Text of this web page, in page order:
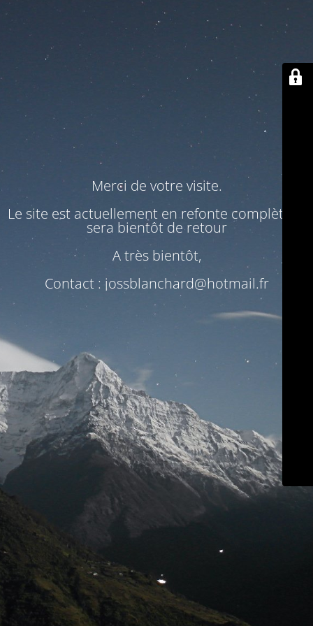
Merci de votre visite.
Le site est actuellement en refonte complète. Il
sera bientôt de retour
A très bientôt,
Contact : jossblanchard@hotmail.fr